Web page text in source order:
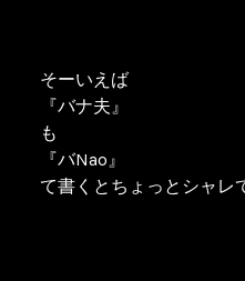
そーいえば
『バナ夫』
も
『バNao』
て書くとちょっとシャレ